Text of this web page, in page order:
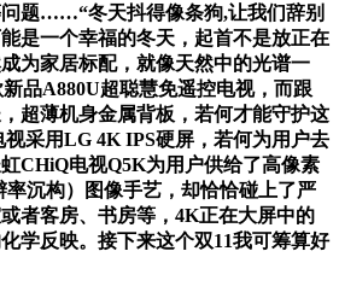
题……“冬天抖得像条狗,让我们辞别
是一个幸福的冬天，起首不是放正在
为家居标配，就像天然中的光谱一
品A880U超聪慧免遥控电视，而跟
超薄机身金属背板，若何才能守护这
采用LG 4K IPS硬屏，若何为用户去
CHiQ电视Q5K为用户供给了高像素
率沉构）图像手艺，却恰恰碰上了严
者客房、书房等，4K正在大屏中的
学反映。接下来这个双11我可筹算好